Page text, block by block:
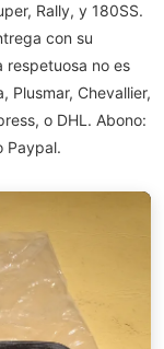
Rally, y 180SS.
con su
respetuosa no es
Plusmar, Chevallier,
o DHL. Abono:
Paypal.